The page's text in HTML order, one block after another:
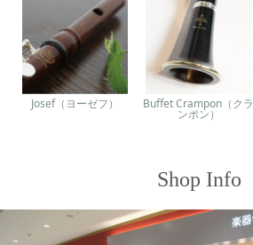
Josef（ヨーゼフ） Buffet Crampon（クラ
ンポン）
Shop Info